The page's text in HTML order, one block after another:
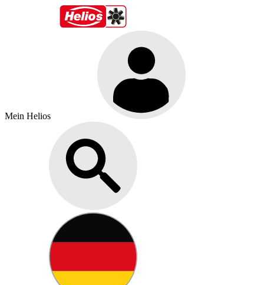
Mein Helios